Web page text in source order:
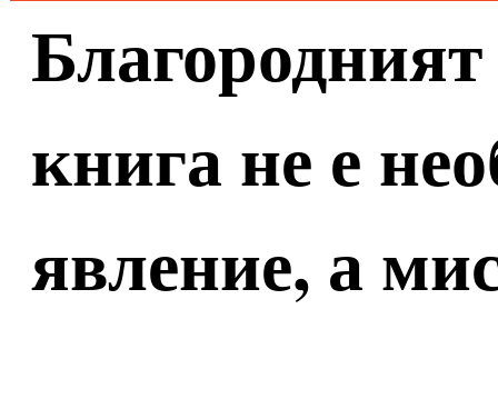
книга не е
явление, а